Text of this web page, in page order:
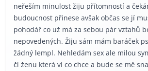
neřeším minulost žiju přítomností a
budoucnost přinese avšak občas se jí
pohodář co už má za sebou pár vztahů
nepovedených. Žiju sám mám baráček
žádný lempl. Nehledám sex ale milou
či ženu která vi co chce a bude se mě